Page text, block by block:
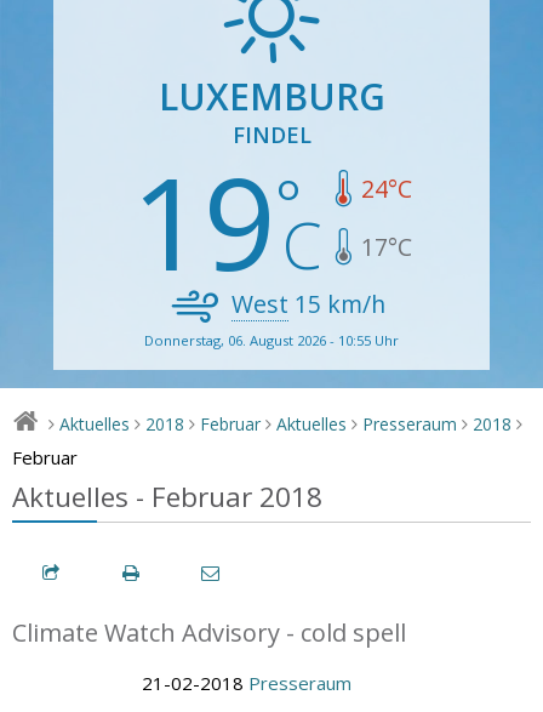
LUXEMBURG
FINDEL
19 24°C
17°C
West 15 km/h
Donnerstag, 06. August 2026 - 10:55 Uhr
> Aktuelles > 2018 > Februar > Aktuelles > Presseraum > 2018 >
Februar
Aktuelles - Februar 2018
Climate Watch Advisory - cold spell
21-02-2018 Presseraum